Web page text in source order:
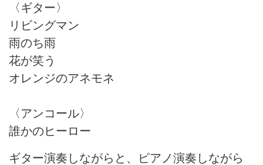
〈ギター〉
リビングマン
雨のち雨
花が笑う
オレンジのアネモネ
〈アンコール〉
誰かのヒーロー
ギター演奏しながらと、ピアノ演奏しながら